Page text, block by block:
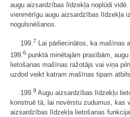
augu aizsardzības līdzekļa noplūdi
vienmērīgu augu aizsardzības līdzekļa
nogulsnēšanos.
199. 7 Lai pārliecinātos, ka mašīnas
199. 6 punktā minētajām prasībām,
lietošanas mašīnas ražotājs vai viņa
uzdod veikt katram mašīnas tipam
199.8 Augu aizsardzības līdzekļu
konstruē tā, lai novērstu zudumus, kas
aizsardzības līdzekļa lietošanas